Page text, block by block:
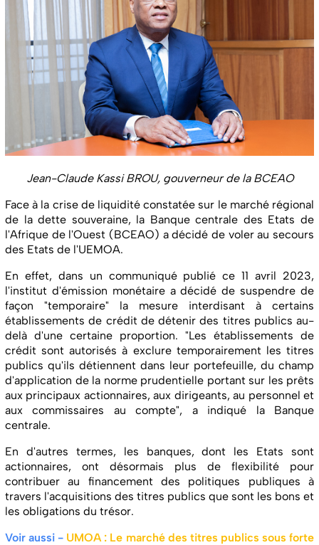
Jean-Claude Kassi BROU, gouverneur de la BCEAO
Face à la crise de liquidité constatée sur le marché régional
de la dette souveraine, la Banque centrale des Etats de
l'Afrique de l'Ouest (BCEAO) a décidé de voler au secours
des Etats de l'UEMOA.
En effet, dans un communiqué publié ce 11 avril 2023,
l'institut d'émission monétaire a décidé de suspendre de
façon "temporaire" la mesure interdisant à certains
établissements de crédit de détenir des titres publics au-
delà d'une certaine proportion. "Les établissements de
crédit sont autorisés à exclure temporairement les titres
publics qu'ils détiennent dans leur portefeuille, du champ
d'application de la norme prudentielle portant sur les prêts
aux principaux actionnaires, aux dirigeants, au personnel et
aux commissaires au compte", a indiqué la Banque
centrale.
En d'autres termes, les banques, dont les Etats sont
actionnaires, ont désormais plus de flexibilité pour
contribuer au financement des politiques publiques à
travers l'acquisitions des titres publics que sont les bons et
les obligations du trésor.
Voir aussi - UMOA : Le marché des titres publics sous forte